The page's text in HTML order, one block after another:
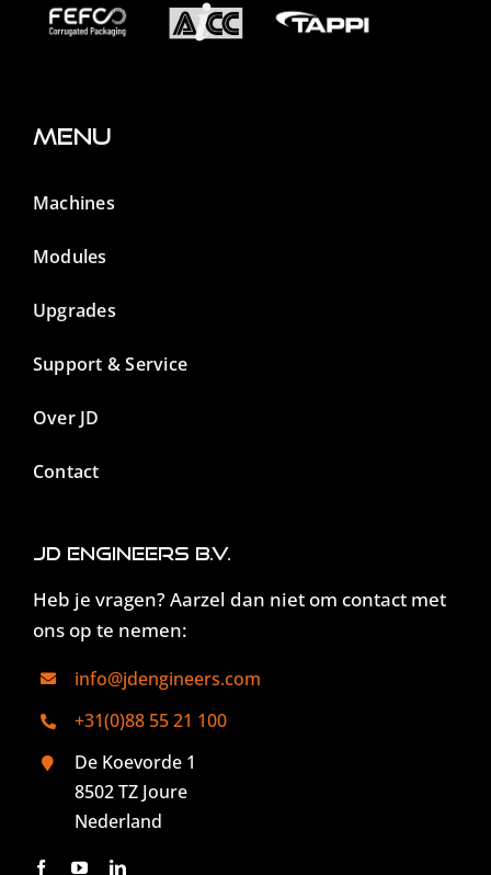
Menu
Machines
Modules
Upgrades
Support & Service
Over JD
Contact
JD Engineers B.V.
Heb je vragen? Aarzel dan niet om contact met
ons op te nemen:
info@jdengineers.com
+31(0)88 55 21 100
De Koevorde 1
8502 TZ Joure
Nederland